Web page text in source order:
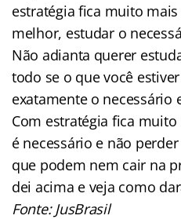
estratégia fica muito
melhor, estudar o
Não adianta querer
todo se o que você
exatamente o necessário
Com estratégia fica
é necessário e não
que podem nem cair na
dei acima e veja como
Fonte: JusBrasil